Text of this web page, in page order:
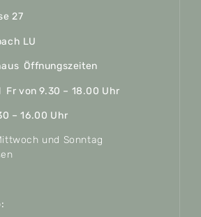
27
LU
Öffnungszeiten
Fr von 9.30 – 18.00 Uhr
– 16.00 Uhr
und Sonntag